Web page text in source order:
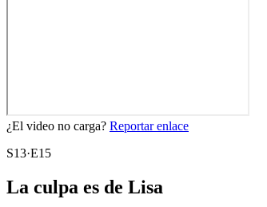
¿El video no carga? Reportar enlace
S13·E15
La culpa es de Lisa